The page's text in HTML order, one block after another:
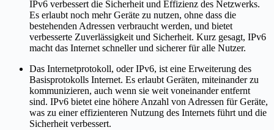
IPv6 verbessert die Sicherheit und Effizienz des Netzwerks.
Es erlaubt noch mehr Geräte zu nutzen, ohne dass die
bestehenden Adressen verbraucht werden, und bietet
verbesserte Zuverlässigkeit und Sicherheit. Kurz gesagt, IPv6
macht das Internet schneller und sicherer für alle Nutzer.
Das Internetprotokoll, oder IPv6, ist eine Erweiterung des
Basisprotokolls Internet. Es erlaubt Geräten, miteinander zu
kommunizieren, auch wenn sie weit voneinander entfernt
sind. IPv6 bietet eine höhere Anzahl von Adressen für Geräte,
was zu einer effizienteren Nutzung des Internets führt und die
Sicherheit verbessert.